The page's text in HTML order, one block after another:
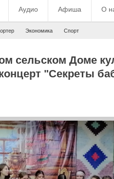
Аудио Афиша О
Экономика Спорт
сельском Доме
"Секреты